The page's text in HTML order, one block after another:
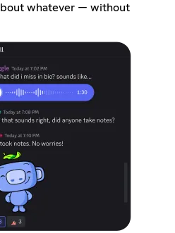
whatever — without